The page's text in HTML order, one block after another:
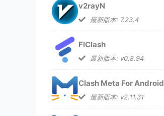
v2rayN
最新版本: 7.23.4
FlClash
最新版本: v0.8.94
Clash Meta For Android
最新版本: v2.11.31